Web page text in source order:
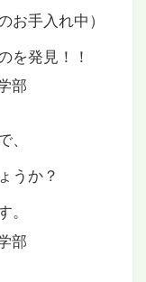
手入れ中）
を発見！！
うか？